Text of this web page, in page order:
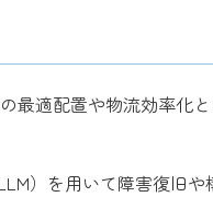
最適配置や物流効率化
）を用いて障害復旧